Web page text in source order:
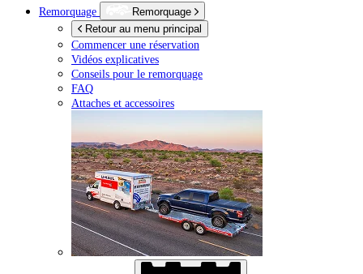
Remorquage
Remorquage
Retour au menu principal
Commencer une réservation
Vidéos explicatives
Conseils pour le remorquage
FAQ
Attaches et accessoires